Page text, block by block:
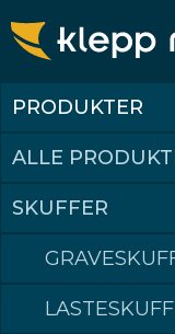
PRODUKTER
ALLE
SKUFFER